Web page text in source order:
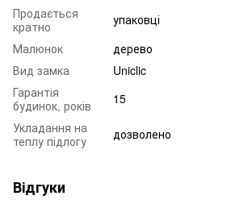
Продається
кратно
упаковці
Малюнок
дерево
Вид замка
Uniclic
Гарантія
будинок, років
15
Укладання на
теплу підлогу
дозволено
Відгуки